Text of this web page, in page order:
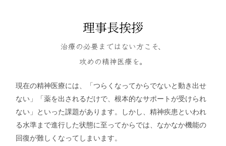
理事長挨拶
治療の必要まではない方こそ、
攻めの精神医療を。
現在の精神医療には、「つらくなってからでないと動き出せ
ない」「薬を出されるだけで、根本的なサポートが受けられ
ない」といった課題があります。しかし、精神疾患といわれ
る水準まで進行した状態に至ってからでは、なかなか機能の
回復が難しくなってしまいます。